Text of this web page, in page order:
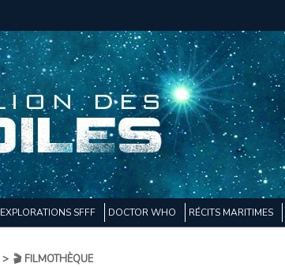
EXPLORATIONS SFFF DOCTOR WHO RÉCITS MARITIMES
> 🎬 FILMOTHÈQUE